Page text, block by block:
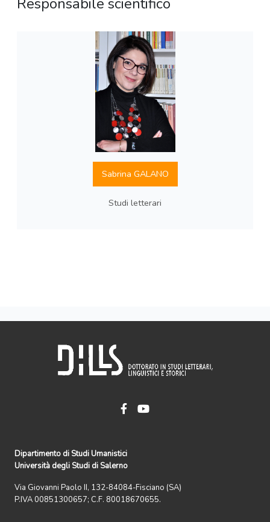
Sabrina GALANO
Studi letterari
Dipartimento di Studi Umanistici
Università degli Studi di Salerno
Via Giovanni Paolo II, 132-84084-Fisciano (SA)
P.IVA 00851300657; C.F. 80018670655.